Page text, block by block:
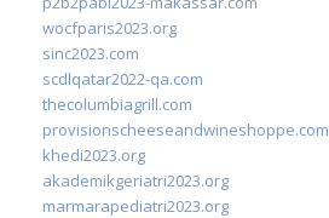
wocfparis2023.org
sinc2023.com
scdlqatar2022-qa.com
thecolumbiagrill.com
provisionscheeseandwineshoppe.com
khedi2023.org
akademikgeriatri2023.org
marmarapediatri2023.org